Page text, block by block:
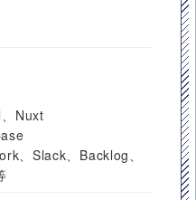
Nuxt
、Slack、Backlog、